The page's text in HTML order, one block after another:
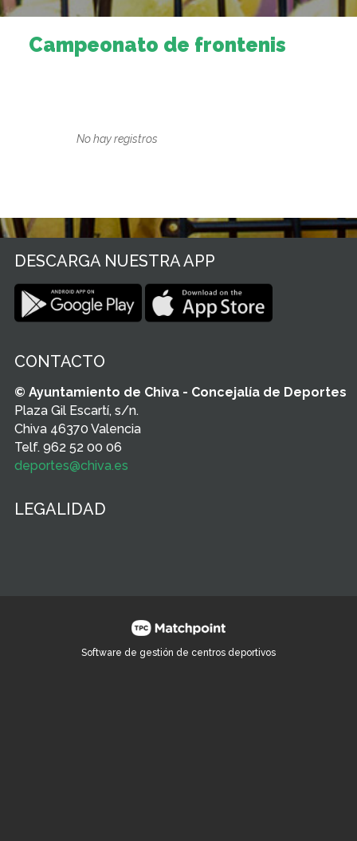
Campeonato de frontenis
No hay registros
DESCARGA NUESTRA APP
CONTACTO
© Ayuntamiento de Chiva - Concejalía de Deportes
Plaza Gil Escartí, s/n.
Chiva 46370 Valencia
Telf. 962 52 00 06
deportes@chiva.es
LEGALIDAD
Software de gestión de centros deportivos